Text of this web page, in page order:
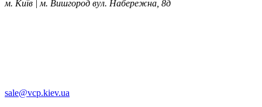
м. Київ | м. Вишгород вул. Набережна, 8д
sale@vcp.kiev.ua